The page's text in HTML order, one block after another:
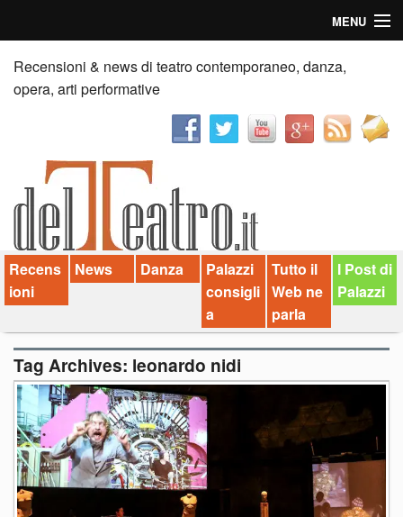
MENU
Home
Recensioni
News
Palazzi consiglia
Video
Chi siamo
Contatti
dT in English
Recensioni & news di teatro contemporaneo, danza,
opera, arti performative
Recens
ioni
News Danza
Palazzi
consigli
a
Tutto il
Web ne
parla
I Post di
Palazzi
Tag Archives: leonardo nidi